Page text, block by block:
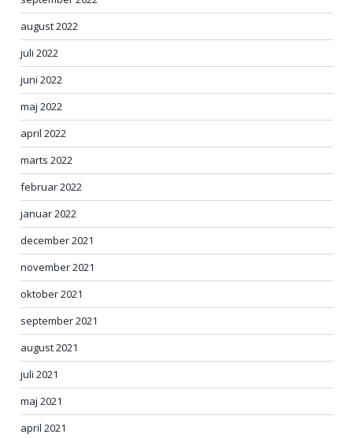
august 2022
juli 2022
juni 2022
maj 2022
april 2022
marts 2022
februar 2022
januar 2022
december 2021
november 2021
oktober 2021
september 2021
august 2021
juli 2021
maj 2021
april 2021